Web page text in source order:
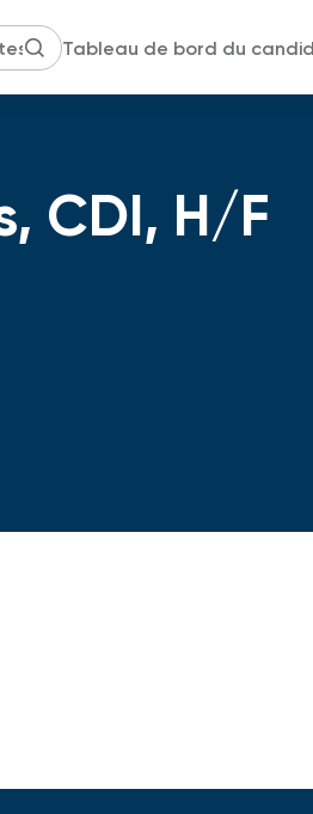
Tableau de bord du
CDI, H/F